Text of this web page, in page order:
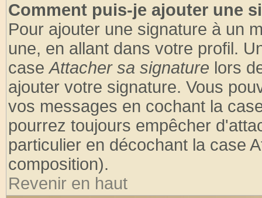
Comment puis-je ajouter une
Pour ajouter une signature à un
une, en allant dans votre profil.
caseAttacher sa signature lors
ajouter votre signature. Vous
vos messages en cochant la
pourrez toujours empêcher
particulier en décochant la case
composition).
Revenir en haut